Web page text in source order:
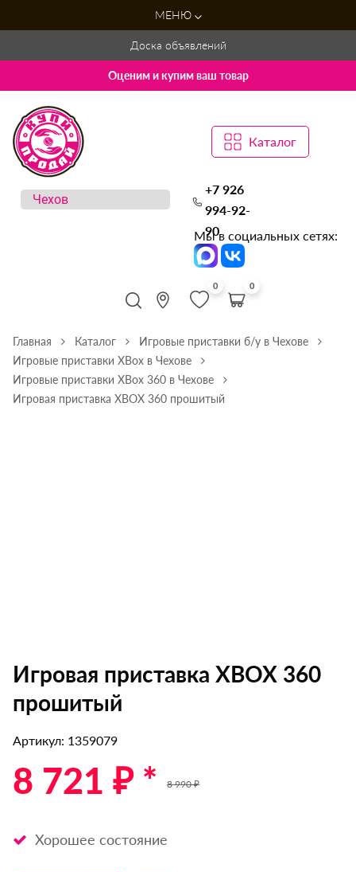
МЕНЮ
Доска объявлений
Оценим и купим ваш товар
Каталог
+7 926
994-92-
90
Мы в социальных сетях:
0 0
Главная Каталог
Игровые приставки б/у в Чехове
Игровые приставки XBox в Чехове
Игровые приставки XBox 360 в Чехове
Игровая приставка XBOX 360 прошитый
Игровая приставка XBOX 360
прошитый
Артикул: 1359079
8 721 ₽ * 8 990 ₽
Хорошее состояние